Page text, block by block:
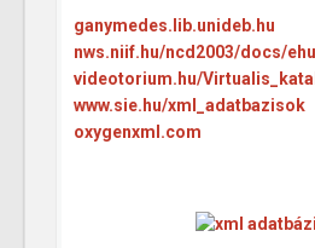
ganymedes.lib.unideb.hu
nws.niif.hu/ncd2003/docs/ehu
videotorium.hu/
www.sie.hu/xml_adatbazisok
oxygenxml.com